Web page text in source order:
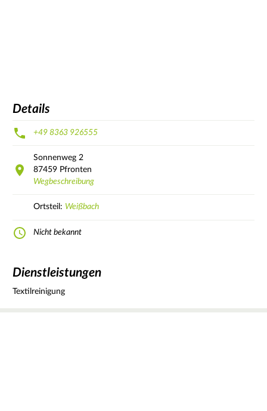
Details
+49 8363 926555
Sonnenweg 2
87459 Pfronten
Wegbeschreibung
Ortsteil: Weißbach
Nicht bekannt
Dienstleistungen
Textilreinigung